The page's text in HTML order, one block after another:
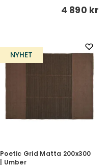
4 890 kr
NYHET
Poetic Grid Matta 200x300
| Umber